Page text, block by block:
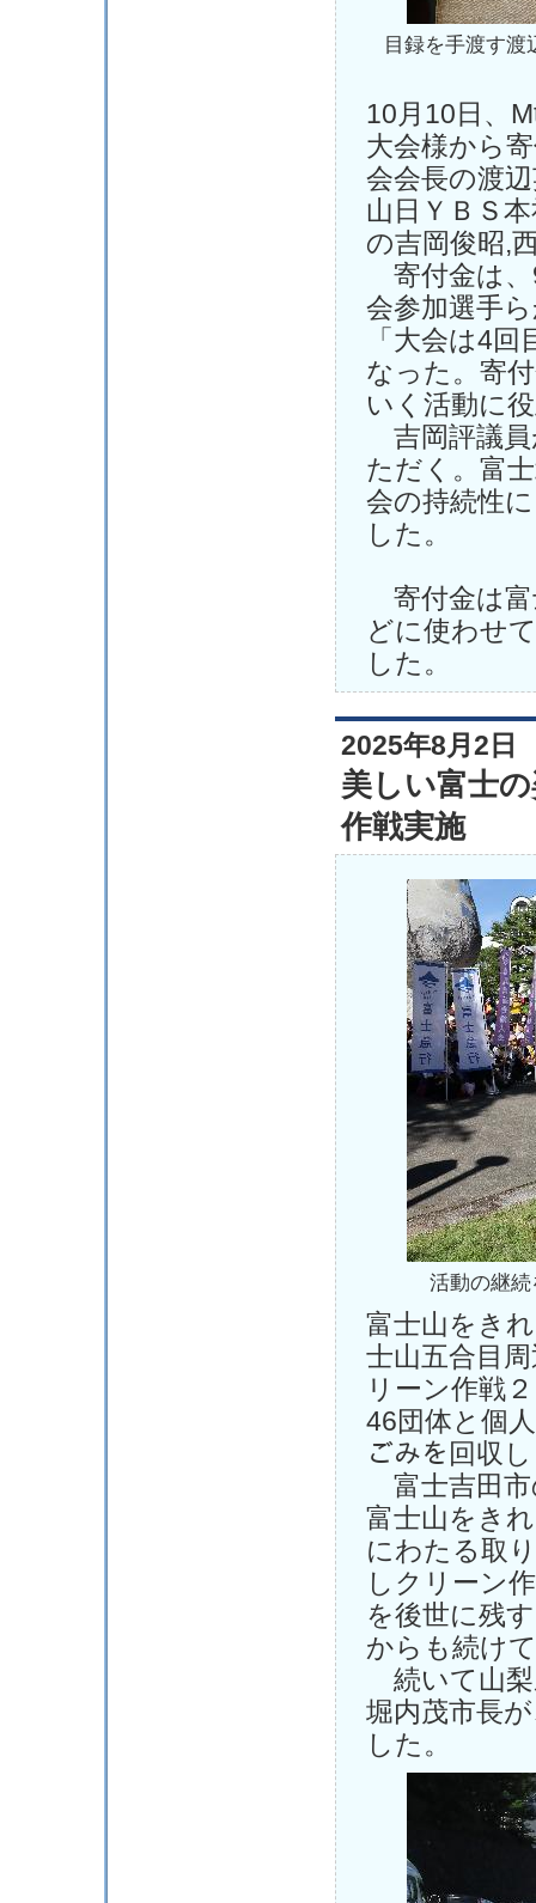
目録を手渡す渡
10月10日、
大会様から
会会長の渡
山日ＹＢＳ
の吉岡俊昭,
寄付金は、
会参加選手
「大会は4
なった。寄
いく活動に
吉岡評議員
ただく。富
会の持続性
した。
寄付金は富
どに使わせ
した。
2025年8月2日
美しい富士
作戦実施
活動の継
富士山をき
士山五合目
リーン作戦
46団体と個
ごみを回収
富士吉田市
富士山をき
にわたる取
しクリーン
を後世に残
からも続け
続いて山梨
堀内茂市長
した。